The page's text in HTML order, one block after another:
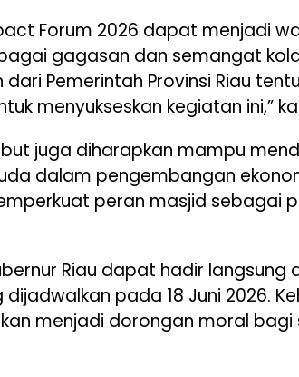
Forum 2026 dapat menjadi
gagasan dan semangat
Pemerintah Provinsi Riau
menyukseskan kegiatan ini,”
juga diharapkan mampu
dalam pengembangan
peran masjid sebagai
Riau dapat hadir langsung
pada 18 Juni 2026.
menjadi dorongan moral bagi